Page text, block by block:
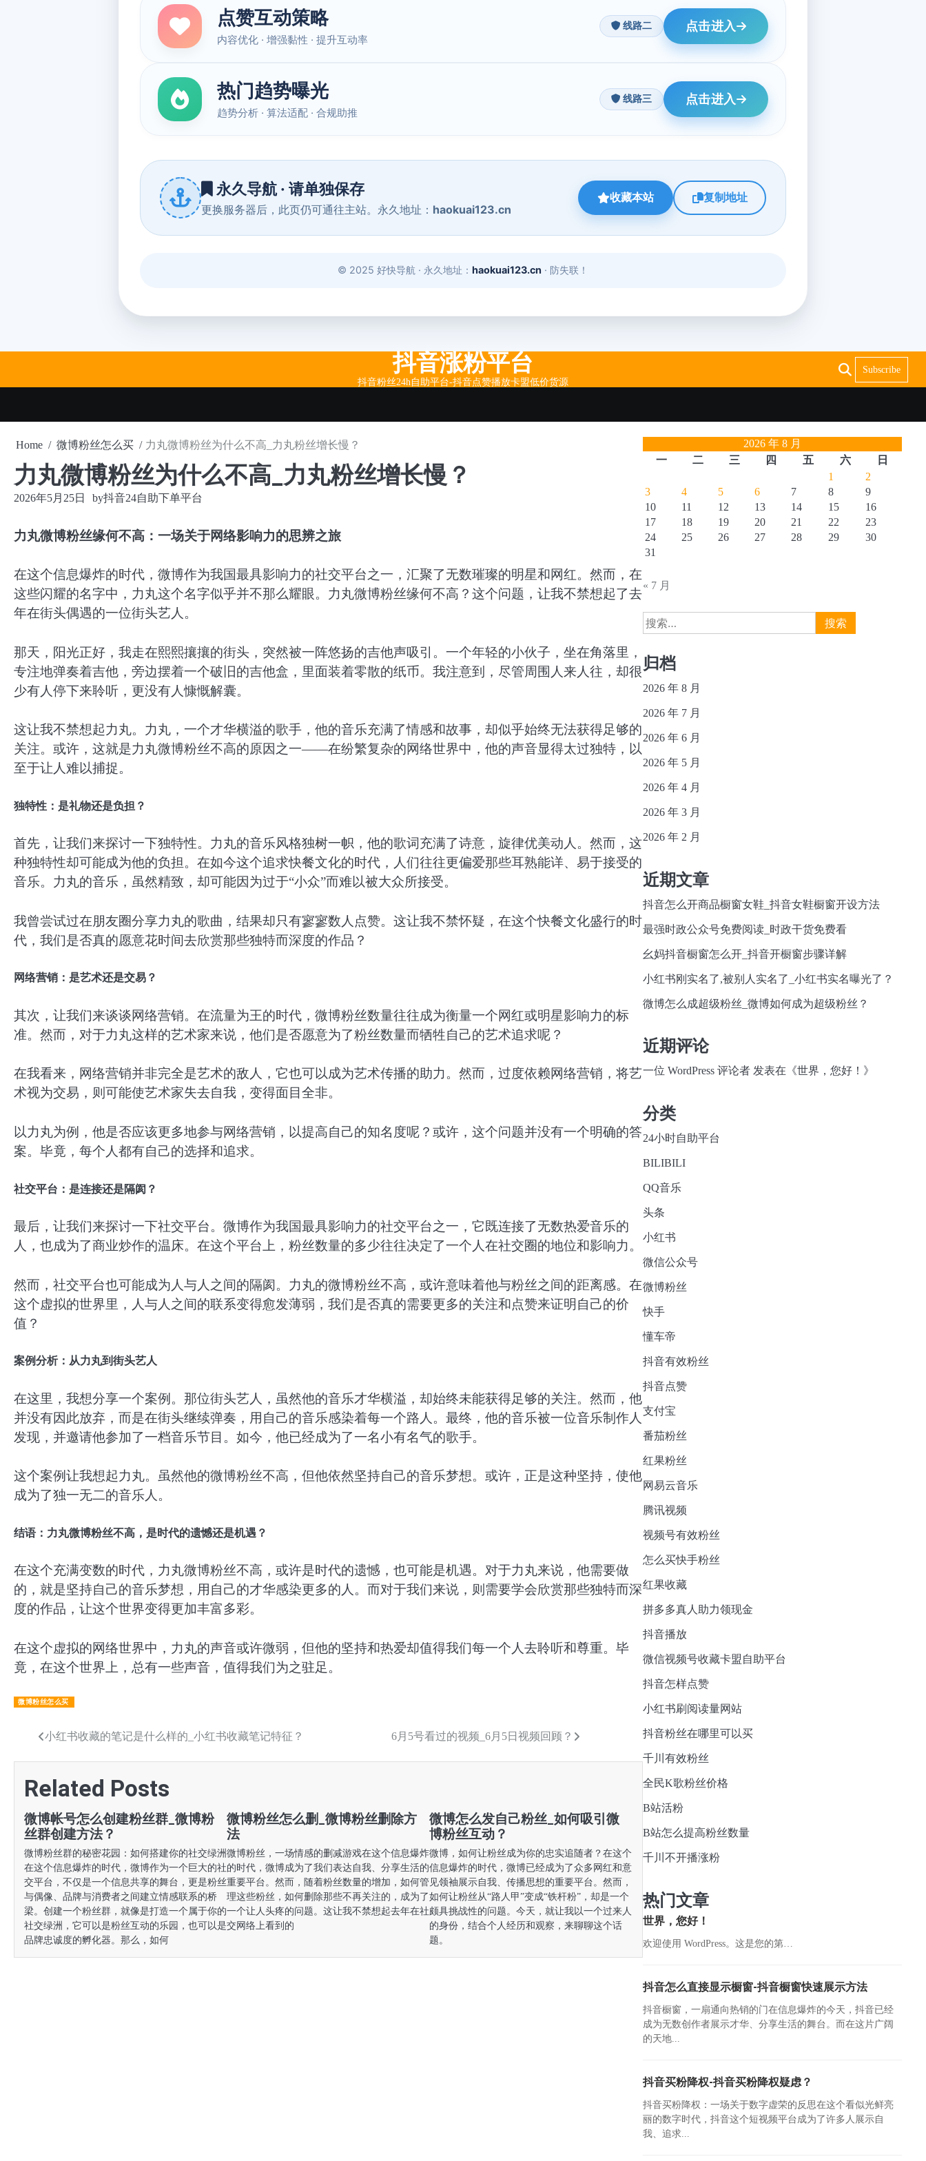
抖音涨粉平台
抖音粉丝24h自助平台-抖音点赞播放卡盟低价货源
Subscribe
Home 微博粉丝怎么买 力丸微博粉丝为什么不高_力丸粉丝增长慢？
力丸微博粉丝为什么不高_力丸粉丝增长慢？
2026年5月25日 by抖音24自助下单平台
力丸微博粉丝缘何不高：一场关于网络影响力的思辨之旅
在这个信息爆炸的时代，微博作为我国最具影响力的社交平台之一，汇聚了无数璀璨的明星和网红。然而，在
这些闪耀的名字中，力丸这个名字似乎并不那么耀眼。力丸微博粉丝缘何不高？这个问题，让我不禁想起了去
年在街头偶遇的一位街头艺人。
那天，阳光正好，我走在熙熙攘攘的街头，突然被一阵悠扬的吉他声吸引。一个年轻的小伙子，坐在角落里，
专注地弹奏着吉他，旁边摆着一个破旧的吉他盒，里面装着零散的纸币。我注意到，尽管周围人来人往，却很
少有人停下来聆听，更没有人慷慨解囊。
这让我不禁想起力丸。力丸，一个才华横溢的歌手，他的音乐充满了情感和故事，却似乎始终无法获得足够的
关注。或许，这就是力丸微博粉丝不高的原因之一——在纷繁复杂的网络世界中，他的声音显得太过独特，以
至于让人难以捕捉。
独特性：是礼物还是负担？
首先，让我们来探讨一下独特性。力丸的音乐风格独树一帜，他的歌词充满了诗意，旋律优美动人。然而，这
种独特性却可能成为他的负担。在如今这个追求快餐文化的时代，人们往往更偏爱那些耳熟能详、易于接受的
音乐。力丸的音乐，虽然精致，却可能因为过于“小众”而难以被大众所接受。
我曾尝试过在朋友圈分享力丸的歌曲，结果却只有寥寥数人点赞。这让我不禁怀疑，在这个快餐文化盛行的时
代，我们是否真的愿意花时间去欣赏那些独特而深度的作品？
网络营销：是艺术还是交易？
其次，让我们来谈谈网络营销。在流量为王的时代，微博粉丝数量往往成为衡量一个网红或明星影响力的标
准。然而，对于力丸这样的艺术家来说，他们是否愿意为了粉丝数量而牺牲自己的艺术追求呢？
在我看来，网络营销并非完全是艺术的敌人，它也可以成为艺术传播的助力。然而，过度依赖网络营销，将艺
术视为交易，则可能使艺术家失去自我，变得面目全非。
以力丸为例，他是否应该更多地参与网络营销，以提高自己的知名度呢？或许，这个问题并没有一个明确的答
案。毕竟，每个人都有自己的选择和追求。
社交平台：是连接还是隔阂？
最后，让我们来探讨一下社交平台。微博作为我国最具影响力的社交平台之一，它既连接了无数热爱音乐的
人，也成为了商业炒作的温床。在这个平台上，粉丝数量的多少往往决定了一个人在社交圈的地位和影响力。
然而，社交平台也可能成为人与人之间的隔阂。力丸的微博粉丝不高，或许意味着他与粉丝之间的距离感。在
这个虚拟的世界里，人与人之间的联系变得愈发薄弱，我们是否真的需要更多的关注和点赞来证明自己的价
值？
案例分析：从力丸到街头艺人
在这里，我想分享一个案例。那位街头艺人，虽然他的音乐才华横溢，却始终未能获得足够的关注。然而，他
并没有因此放弃，而是在街头继续弹奏，用自己的音乐感染着每一个路人。最终，他的音乐被一位音乐制作人
发现，并邀请他参加了一档音乐节目。如今，他已经成为了一名小有名气的歌手。
这个案例让我想起力丸。虽然他的微博粉丝不高，但他依然坚持自己的音乐梦想。或许，正是这种坚持，使他
成为了独一无二的音乐人。
结语：力丸微博粉丝不高，是时代的遗憾还是机遇？
在这个充满变数的时代，力丸微博粉丝不高，或许是时代的遗憾，也可能是机遇。对于力丸来说，他需要做
的，就是坚持自己的音乐梦想，用自己的才华感染更多的人。而对于我们来说，则需要学会欣赏那些独特而深
度的作品，让这个世界变得更加丰富多彩。
在这个虚拟的网络世界中，力丸的声音或许微弱，但他的坚持和热爱却值得我们每一个人去聆听和尊重。毕
竟，在这个世界上，总有一些声音，值得我们为之驻足。
微博粉丝怎么买
章
导
航
小红书收藏的笔记是什么样的_小红书收藏笔记特征？ 6月5号看过的视频_6月5日视频回顾？
Related Posts
微博帐号怎么创建粉丝群_微博粉
丝群创建方法？
微博粉丝群的秘密花园：如何搭建你的社交绿洲
在这个信息爆炸的时代，微博作为一个巨大的社
交平台，不仅是一个信息共享的舞台，更是粉丝
与偶像、品牌与消费者之间建立情感联系的桥
梁。创建一个粉丝群，就像是打造一个属于你的
社交绿洲，它可以是粉丝互动的乐园，也可以是
品牌忠诚度的孵化器。那么，如何
微博粉丝怎么删_微博粉丝删除方
法
微博粉丝，一场情感的删减游戏在这个信息爆炸
的时代，微博成为了我们表达自我、分享生活的
重要平台。然而，随着粉丝数量的增加，如何管
理这些粉丝，如何删除那些不再关注的，成为了
一个让人头疼的问题。这让我不禁想起去年在社
交网络上看到的
微博怎么发自己粉丝_如何吸引微
博粉丝互动？
微博，如何让粉丝成为你的忠实追随者？在这个
信息爆炸的时代，微博已经成为了众多网红和意
见领袖展示自我、传播思想的重要平台。然而，
如何让粉丝从“路人甲”变成“铁杆粉”，却是一个
颇具挑战性的问题。今天，就让我以一个过来人
的身份，结合个人经历和观察，来聊聊这个话
题。
2026 年 8 月
一
二 三 四 五 六
日
1
2
3
4 5 6 7 8
9
10
11 12 13 14 15
16
17
18 19 20 21 22
23
24
25 26 27 28 29
30
31
« 7 月
搜
索：
归档
2026 年 8 月
2026 年 7 月
2026 年 6 月
2026 年 5 月
2026 年 4 月
2026 年 3 月
2026 年 2 月
近期文章
抖音怎么开商品橱窗女鞋_抖音女鞋橱窗开设方法
最强时政公众号免费阅读_时政干货免费看
幺妈抖音橱窗怎么开_抖音开橱窗步骤详解
小红书刚实名了,被别人实名了_小红书实名曝光了？
微博怎么成超级粉丝_微博如何成为超级粉丝？
近期评论
一位 WordPress 评论者发表在《世界，您好！ 》
分类
24小时自助平台
BILIBILI
QQ音乐
头条
小红书
微信公众号
微博粉丝
快手
懂车帝
抖音有效粉丝
抖音点赞
支付宝
番茄粉丝
红果粉丝
网易云音乐
腾讯视频
视频号有效粉丝
怎么买快手粉丝
红果收藏
拼多多真人助力领现金
抖音播放
微信视频号收藏卡盟自助平台
抖音怎样点赞
小红书刷阅读量网站
抖音粉丝在哪里可以买
千川有效粉丝
全民K歌粉丝价格
B站活粉
B站怎么提高粉丝数量
千川不开播涨粉
热门文章
世界，您好！
欢迎使用 WordPress。这是您的第…
抖音怎么直接显示橱窗-抖音橱窗快速展示方法
抖音橱窗，一扇通向热销的门在信息爆炸的今天，抖音已经
成为无数创作者展示才华、分享生活的舞台。而在这片广阔
的天地...
抖音买粉降权-抖音买粉降权疑虑？
抖音买粉降权：一场关于数字虚荣的反思在这个看似光鲜亮
丽的数字时代，抖音这个短视频平台成为了许多人展示自
我、追求...